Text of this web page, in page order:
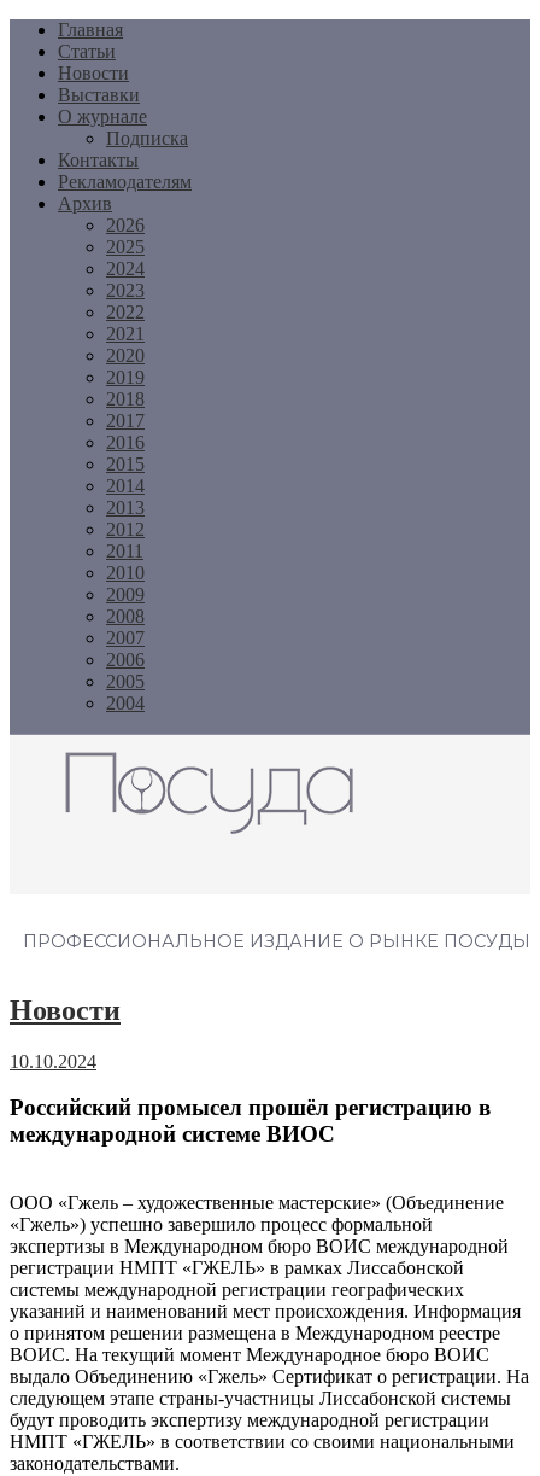
Перейти
содержимому
Главная
Статьи
Новости
Выставки
О журнале
Подписка
Контакты
Рекламодателям
Архив
2026
2025
2024
2023
2022
2021
2020
2019
2018
2017
2016
2015
2014
2013
2012
2011
2010
2009
2008
2007
2006
2005
2004
ПРОФЕССИОНАЛЬНОЕ ИЗДАНИЕ О РЫНКЕ ПОСУДЫ
Новости
10.10.2024
Российский промысел прошёл регистрацию в
международной системе ВИОС
ООО «Гжель – художественные мастерские» (Объединение
«Гжель») успешно завершило процесс формальной
экспертизы в Международном бюро ВОИС международной
регистрации НМПТ «ГЖЕЛЬ» в рамках Лиссабонской
системы международной регистрации географических
указаний и наименований мест происхождения. Информация
о принятом решении размещена в Международном реестре
ВОИС. На текущий момент Международное бюро ВОИС
выдало Объединению «Гжель» Сертификат о регистрации. На
следующем этапе страны-участницы Лиссабонской системы
будут проводить экспертизу международной регистрации
НМПТ «ГЖЕЛЬ» в соответствии со своими национальными
законодательствами.